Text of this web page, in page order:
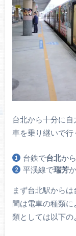
台北から十分に自
車を乗り継いで行
台鉄で台北か
平渓線で瑞芳
まず台北駅から
間は電車の種類
類としては以下の